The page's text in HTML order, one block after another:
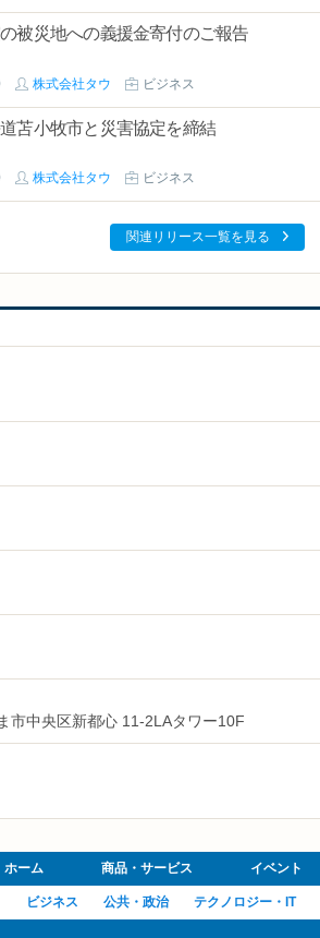
被災地への義援金寄付のご報告
株式会社タウ ビジネス
苫小牧市と災害協定を締結
株式会社タウ ビジネス
関連リリース一覧を見る
市中央区新都心 11-2LAタワー10F
ホーム 商品・サービス イベント
ビジネス 公共・政治 テクノロジー・IT